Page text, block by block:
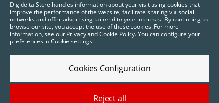
2025 © Digidelta Store - Think Green. All rights reserved.
Digidelta Store handles information about your visit using cookies that
improve the performance of the website, facilitate sharing via social
networks and offer advertising tailored to your interests. By continuing to
browse our site, you accept the use of these cookies. For more
information, see our Privacy and Cookie Policy. You can configure your
preferences in Cookie settings.
Cookies Configuration
Reject all